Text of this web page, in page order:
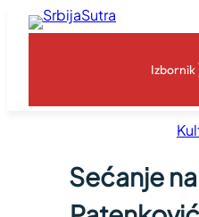
Skoči
Izbornik
Sećanje